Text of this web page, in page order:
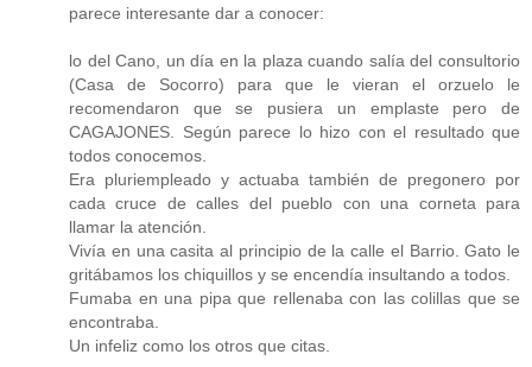
parece interesante dar a conocer:
lo del Cano, un día en la plaza cuando salía del consultorio
(Casa de Socorro) para que le vieran el orzuelo le
recomendaron que se pusiera un emplaste pero de
CAGAJONES. Según parece lo hizo con el resultado que
todos conocemos.
Era pluriempleado y actuaba también de pregonero por
cada cruce de calles del pueblo con una corneta para
llamar la atención.
Vivía en una casita al principio de la calle el Barrio. Gato le
gritábamos los chiquillos y se encendía insultando a todos.
Fumaba en una pipa que rellenaba con las colillas que se
encontraba.
Un infeliz como los otros que citas.